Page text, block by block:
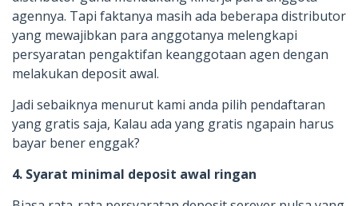
agennya. Tapi faktanya masih ada beberapa distributor
yang mewajibkan para anggotanya melengkapi
persyaratan pengaktifan keanggotaan agen dengan
melakukan deposit awal.
Jadi sebaiknya menurut kami anda pilih pendaftaran
yang gratis saja, Kalau ada yang gratis ngapain harus
bayar bener enggak?
4. Syarat minimal deposit awal ringan